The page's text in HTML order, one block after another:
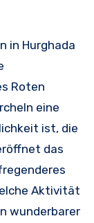
in Hurghada
Roten
eine
ist, die
das
Aktivität
wunderbarer